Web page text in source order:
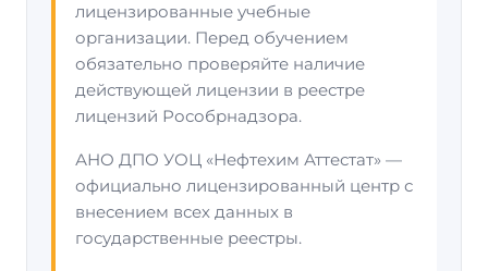
лицензированные учебные
организации. Перед обучением
обязательно проверяйте наличие
действующей лицензии в реестре
лицензий Рособрнадзора.
АНО ДПО УОЦ «Нефтехим Аттестат» —
официально лицензированный центр с
внесением всех данных в
государственные реестры.